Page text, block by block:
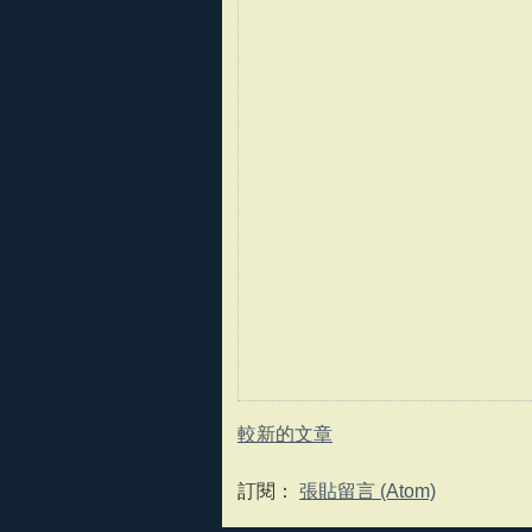
較新的文章
訂閱： 張貼留言 (Atom)